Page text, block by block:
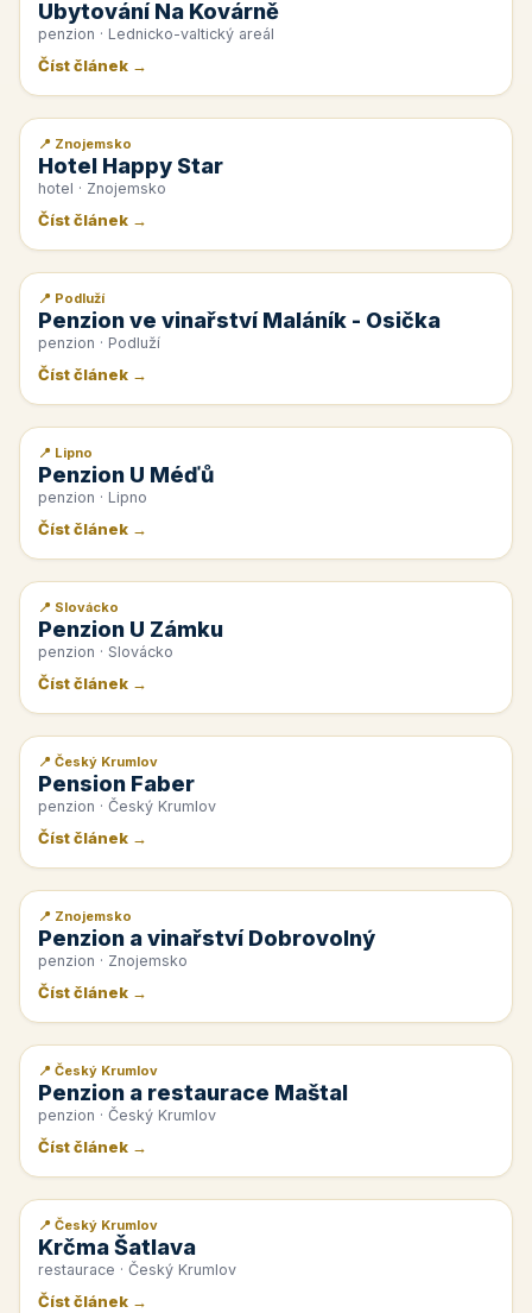
Ubytování Na Kovárně
penzion · Lednicko-valtický areál
Číst článek →
📰 PR článek
📍 Znojemsko
Hotel Happy Star
hotel · Znojemsko
Číst článek →
📰 PR článek
📍 Podluží
Penzion ve vinařství Maláník - Osička
penzion · Podluží
Číst článek →
📰 PR článek
📍 Lipno
Penzion U Méďů
penzion · Lipno
Číst článek →
📰 PR článek
📍 Slovácko
Penzion U Zámku
penzion · Slovácko
Číst článek →
📰 PR článek
📍 Český Krumlov
Pension Faber
penzion · Český Krumlov
Číst článek →
📰 PR článek
📍 Znojemsko
Penzion a vinařství Dobrovolný
penzion · Znojemsko
Číst článek →
📰 PR článek
📍 Český Krumlov
Penzion a restaurace Maštal
penzion · Český Krumlov
Číst článek →
📰 PR článek
📍 Český Krumlov
Krčma Šatlava
restaurace · Český Krumlov
Číst článek →